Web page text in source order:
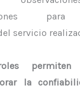
servicio
permiten
la